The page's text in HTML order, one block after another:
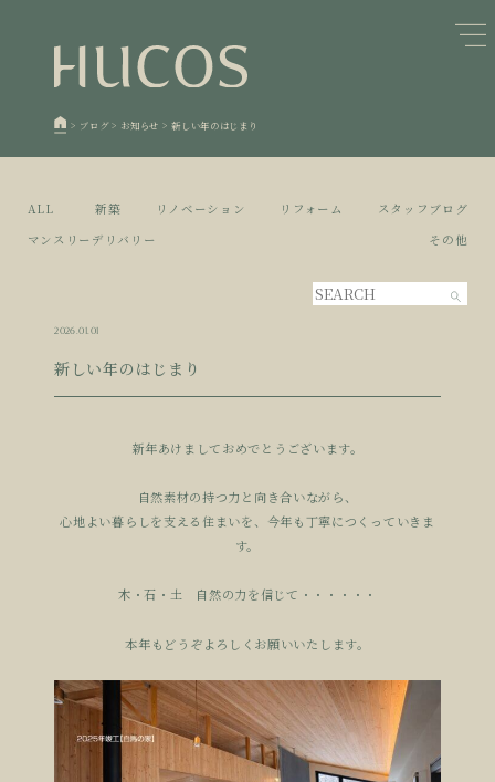
日本森林と循環
欧州住宅の文化と日本の現在地
廃棄物について知る
5 空き家とリノベーション
1 蓄熱するパッシブデザイン
2 自然素材の温もりと快適性を実現
活かすリノベーション
> ブログ> お知らせ >新しい年のはじまり
ALL 新築 リノベーション リフォーム
スタッフブログ
マンスリーデリバリー
その他
2026.01.01
新しい年のはじまり
新年あけましておめでとうございます。
自然素材の持つ力と向き合いながら、
心地よい暮らしを支える住まいを、今年も丁寧につくっていきま
す。
木・石・土 自然の力を信じて・・・・・・
本年もどうぞよろしくお願いいたします。